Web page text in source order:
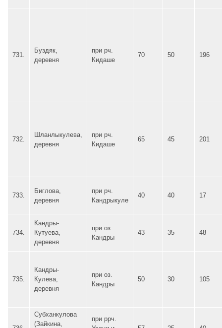
731.
Буздяк,
деревня
при рч.
Кидаше
70 50 196
732.
Шланлыкулева,
деревня
при рч.
Кидаше
65 45 201
733.
Биглова,
деревня
при рч.
Кандрыкуле
40 40 17
734.
Кандры-
Кутуева,
деревня
при оз.
Кандры
43 35 48
735.
Кандры-
Кулева,
деревня
при оз.
Кандры
50 30 105
Субханкулова
(Зайкина,
при ррч.